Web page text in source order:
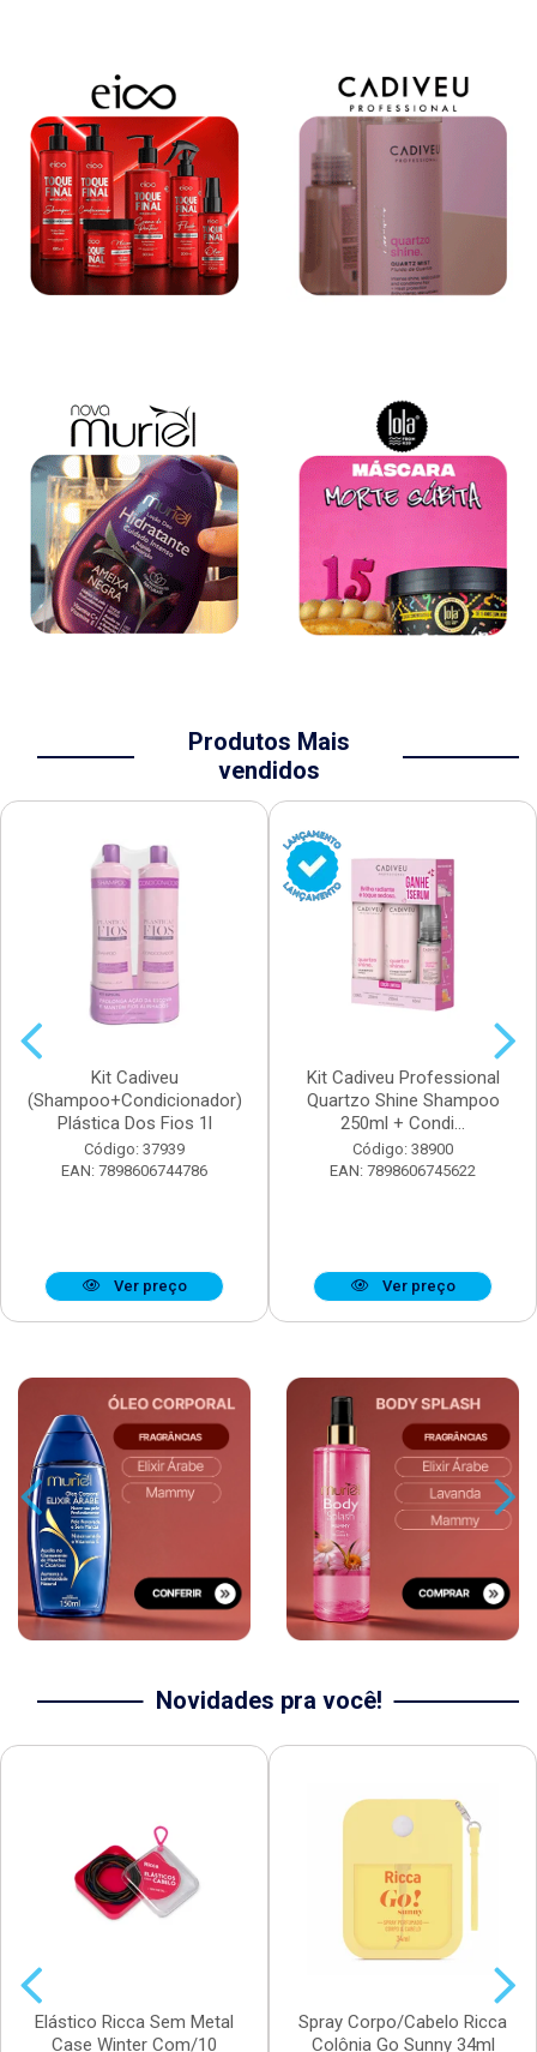
Produtos Mais
vendidos
Kit Cadiveu
(Shampoo+Condicionador)
Plástica Dos Fios 1l
Código: 37939
EAN: 7898606744786
Ver preço
Kit Cadiveu Professional
Quartzo Shine Shampoo
250ml + Condi...
Código: 38900
EAN: 7898606745622
Ver preço
Novidades pra você!
Elástico Ricca Sem Metal
Case Winter Com/10
Spray Corpo/Cabelo Ricca
Colônia Go Sunny 34ml